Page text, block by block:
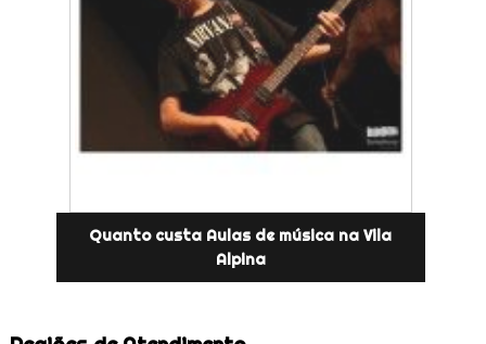
Quanto custa Aulas de música na Vila
Alpina